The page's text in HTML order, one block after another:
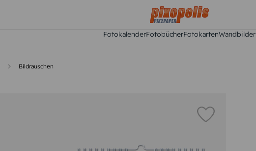
FotokalenderFotobücherFotokartenWandbilder
Bildrauschen